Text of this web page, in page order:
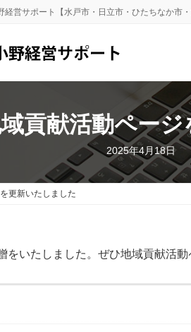
営サポート【水戸市・日立市・ひたちなか市・
貢献活動ペー
2025年4月18日
更新いたしました
いたしました。ぜひ地域貢献活動